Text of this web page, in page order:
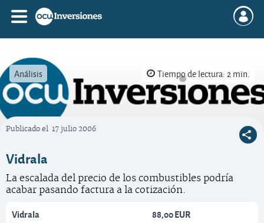
Análisis Tiempo de lectura: 2 min.
Publicado el 17 julio 2006
Vidrala
La escalada del precio de los combustibles podría
acabar pasando factura a la cotización.
Vidrala 88,00 EUR